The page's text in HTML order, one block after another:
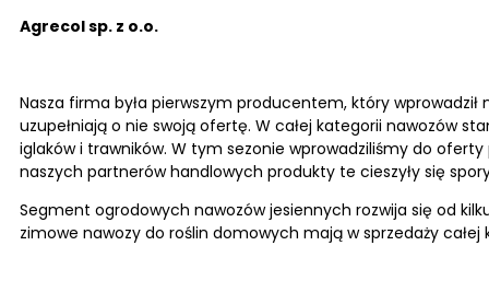
Agrecol sp. z o.o.
Nasza firma była pierwszym producentem, który
uzupełniają o nie swoją ofertę. W całej kategorii nawozów
iglaków i trawników. W tym sezonie wprowadziliśmy do
naszych partnerów handlowych produkty te cieszyły się
Segment ogrodowych nawozów jesiennych rozwija się od
zimowe nawozy do roślin domowych mają w sprzedaży